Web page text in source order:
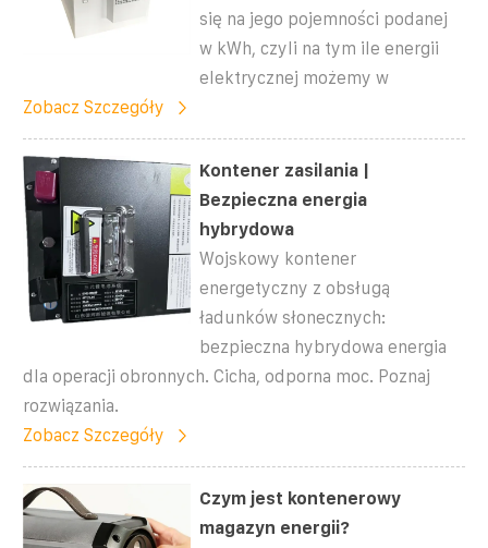
się na jego pojemności podanej
w kWh, czyli na tym ile energii
elektrycznej możemy w
Zobacz Szczegóły
Kontener zasilania |
Bezpieczna energia
hybrydowa
Wojskowy kontener
energetyczny z obsługą
ładunków słonecznych:
bezpieczna hybrydowa energia
dla operacji obronnych. Cicha, odporna moc. Poznaj
rozwiązania.
Zobacz Szczegóły
Czym jest kontenerowy
magazyn energii?